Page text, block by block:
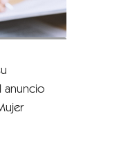
anuncio